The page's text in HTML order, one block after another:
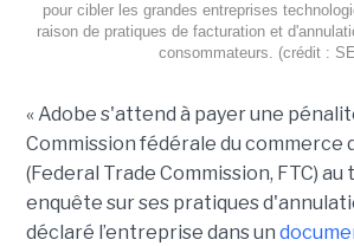
pour cibler les grandes entreprises
raison de pratiques de facturation et
consommateurs. (crédit :
« Adobe s'attend à payer une
Commission fédérale du commerce
(Federal Trade Commission, FTC) au
enquête sur ses pratiques
déclaré l’entreprise dans un